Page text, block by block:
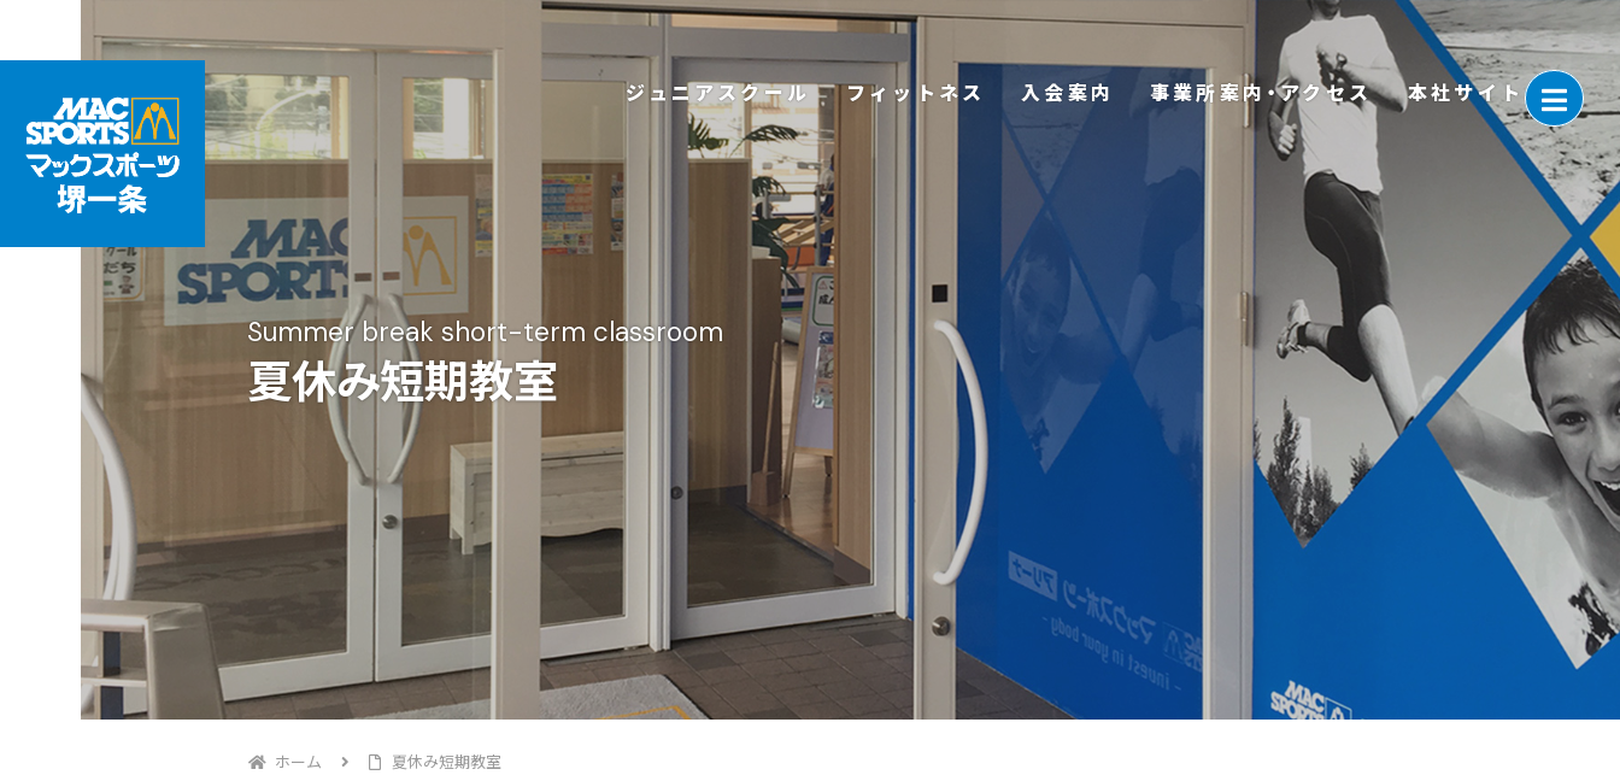
ジュニアスクール フィットネス 入会案内 事業所案内・アクセス 本社サイト
Summer break short-term classroom
夏休み短期教室
ホーム 夏休み短期教室